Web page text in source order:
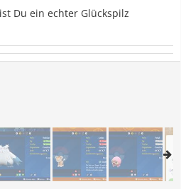
Du ein echter Glückspilz